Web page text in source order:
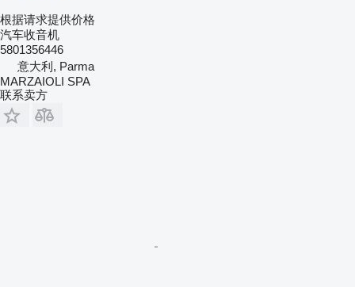
根据请求提供价格
汽车收音机
5801356446
意大利, Parma
MARZAIOLI SPA
联系卖方